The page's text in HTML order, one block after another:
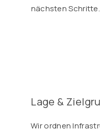
nächsten Schritte.
Lage &
Wir ordnen